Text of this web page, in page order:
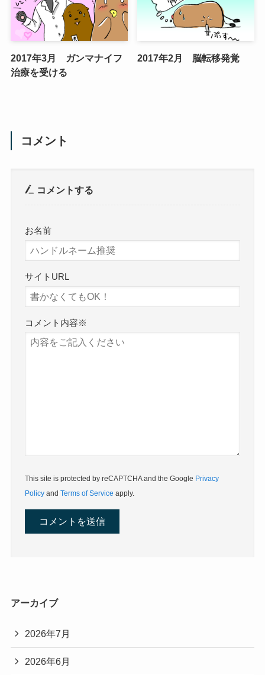
2017年3月 ガンマナイフ
治療を受ける
2017年2月 脳転移発覚
コメント
コメントする
お名前
サイトURL
コメント内容※
This site is protected by reCAPTCHA and the Google Privacy
Policy andTerms of Service apply.
アーカイブ
2026年7月
2026年6月